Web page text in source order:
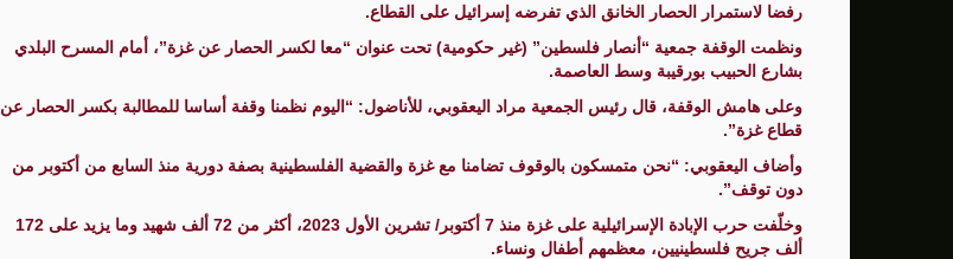
"وول ستريت" ترتفع بدعم آمال التهدئة في الشرق الأوسط
سنتكوم: إعادة توجيه 48 سفينة تجارية ضمن حصار إيران
زامير: أضعفنا حماس بشكل كبير وغيّرنا الوضع الأمنيّ وعملياتنا الاستباقية مستمرة
الوفد الأمريكي يطلب تعليق المفاوضات الثلاثية لإجراء مشاورات خاصة
بشارة مرجية - مصور ومونتير فيلم الانتفاضة المغيبة
رفضا لاستمرار الحصار الخانق الذي تفرضه إسرائيل على القطاع.
ونظمت الوقفة جمعية “أنصار فلسطين” (غير حكومية) تحت عنوان “معا لكسر الحصار عن غزة”، أمام المسرح البلدي
بشارع الحبيب بورقيبة وسط العاصمة.
وعلى هامش الوقفة، قال رئيس الجمعية مراد اليعقوبي، للأناضول: “اليوم نظمنا وقفة أساسا للمطالبة بكسر الحصار عن
قطاع غزة”.
وأضاف اليعقوبي: “نحن متمسكون بالوقوف تضامنا مع غزة والقضية الفلسطينية بصفة دورية منذ السابع من أكتوبر من
دون توقف”.
وخلّفت حرب الإبادة الإسرائيلية على غزة منذ 7 أكتوبر/ تشرين الأول 2023، أكثر من 72 ألف شهيد وما يزيد على 172
ألف جريح فلسطينيين، معظمهم أطفال ونساء.